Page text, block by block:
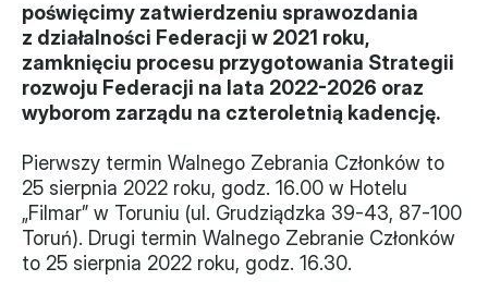
Karta zasad
Władze
Historia i działania
Narzędzie samooceny
Kalendarz działań
Projekty
poświęcimy zatwierdzeniu sprawozdania
z działalności Federacji w 2021 roku,
zamknięciu procesu przygotowania Strategii
rozwoju Federacji na lata 2022-2026 oraz
wyborom zarządu na czteroletnią kadencję.
Pierwszy termin Walnego Zebrania Członków to
25 sierpnia 2022 roku, godz. 16.00 w Hotelu
„Filmar” w Toruniu (ul. Grudziądzka 39-43, 87-100
Toruń). Drugi termin Walnego Zebranie Członków
to 25 sierpnia 2022 roku, godz. 16.30.